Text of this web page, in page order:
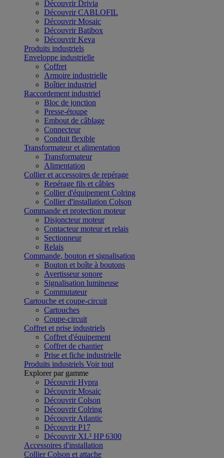
Découvrir Drivia
Découvrir CABLOFIL
Découvrir Mosaic
Découvrir Batibox
Découvrir Keva
Produits industriels
Enveloppe industrielle
Coffret
Armoire industrielle
Boîtier industriel
Raccordement industriel
Bloc de jonction
Presse-étoupe
Embout de câblage
Connecteur
Conduit flexible
Transformateur et alimentation
Transformateur
Alimentation
Collier et accessoires de repérage
Repérage fils et câbles
Collier d'équipement Colring
Collier d'installation Colson
Commande et protection moteur
Disjoncteur moteur
Contacteur moteur et relais
Sectionneur
Relais
Commande, bouton et signalisation
Bouton et boîte à boutons
Avertisseur sonore
Signalisation lumineuse
Commutateur
Cartouche et coupe-circuit
Cartouches
Coupe-circuit
Coffret et prise industriels
Coffret d'équipement
Coffret de chantier
Prise et fiche industrielle
Produits industriels Voir tout
Explorer par gamme
Découvrir Hypra
Découvrir Mosaic
Découvrir Colson
Découvrir Colring
Découvrir Atlantic
Découvrir P17
Découvrir XL³ HP 6300
Accessoires d'installation
Collier Colson et attache